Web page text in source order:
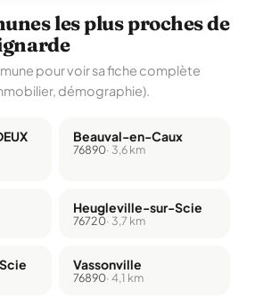
les plus proches de
pour voir sa fiche complète
démographie).
Beauval-en-Caux
76890· 3,6 km
Heugleville-sur-Scie
76720· 3,7 km
Vassonville
76890· 4,1 km